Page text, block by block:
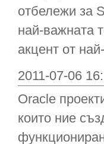
отбележи за
най-важната
акцент от
2011-07-06
Oracle
които ние